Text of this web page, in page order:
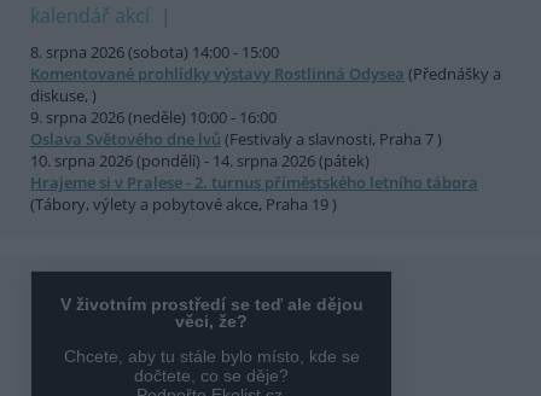
kalendář akcí
8. srpna 2026 (sobota) 14:00 - 15:00
Komentované prohlídky výstavy Rostlinná Odysea (Přednášky a
diskuse, )
9. srpna 2026 (neděle) 10:00 - 16:00
Oslava Světového dne lvů (Festivaly a slavnosti, Praha 7 )
10. srpna 2026 (pondělí) - 14. srpna 2026 (pátek)
Hrajeme si v Pralese - 2. turnus příměstského letního tábora
(Tábory, výlety a pobytové akce, Praha 19 )